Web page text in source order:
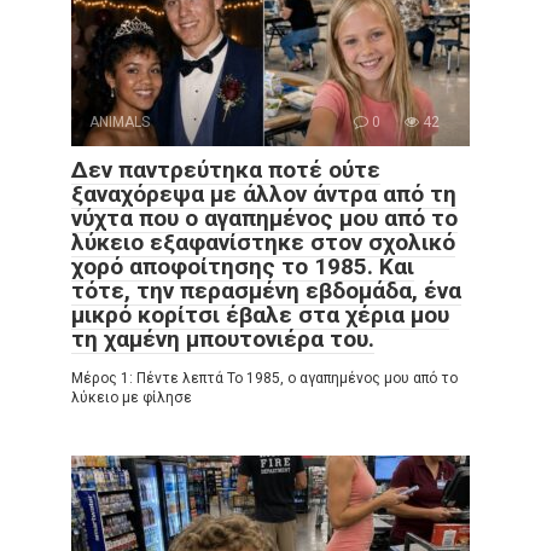
ANIMALS 0 42
Δεν παντρεύτηκα ποτέ ούτε
ξαναχόρεψα με άλλον άντρα από τη
νύχτα που ο αγαπημένος μου από το
λύκειο εξαφανίστηκε στον σχολικό
χορό αποφοίτησης το 1985. Και
τότε, την περασμένη εβδομάδα, ένα
μικρό κορίτσι έβαλε στα χέρια μου
τη χαμένη μπουτονιέρα του.
Μέρος 1: Πέντε λεπτά Το 1985, ο αγαπημένος μου από το
λύκειο με φίλησε